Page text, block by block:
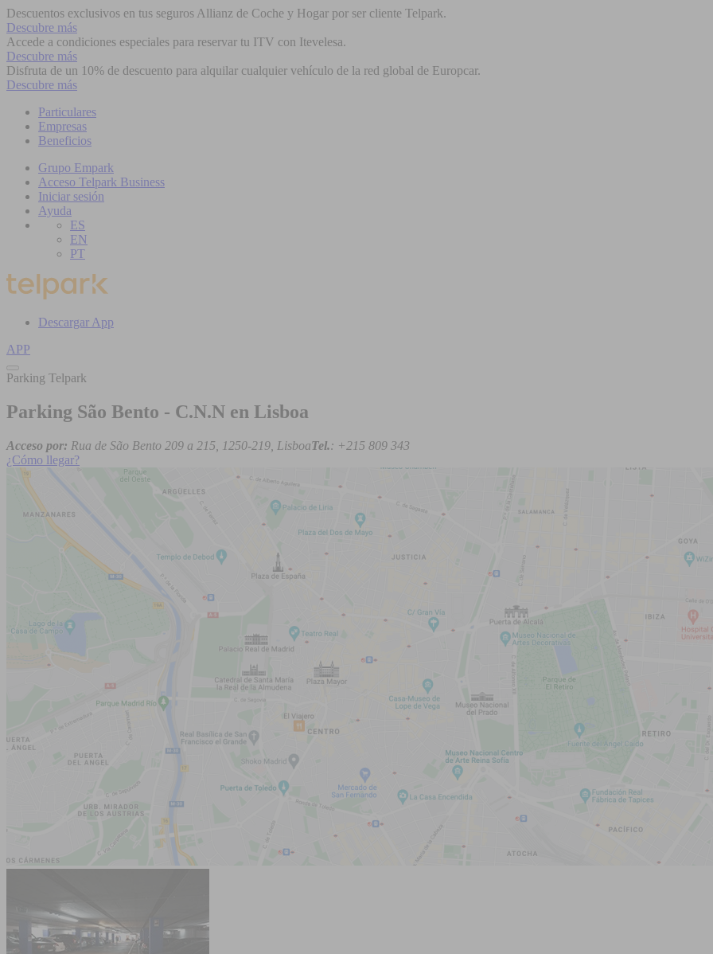
Descuentos exclusivos en tus seguros Allianz de Coche y Hogar por ser cliente Telpark.
Descubre más
Accede a condiciones especiales para reservar tu ITV con Itevelesa.
Descubre más
Disfruta de un 10% de descuento para alquilar cualquier vehículo de la red global de Europcar.
Descubre más
Particulares
Empresas
Beneficios
Grupo Empark
Acceso Telpark Business
Iniciar sesión
Ayuda
ES
EN
PT
Descargar App
APP
Parking Telpark
Parking São Bento - C.N.N en Lisboa
Acceso por: Rua de São Bento 209 a 215, 1250-219, LisboaTel.: +215 809 343
¿Cómo llegar?